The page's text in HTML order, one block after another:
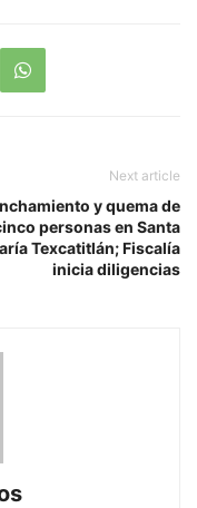
Next article
y quema de
personas en Santa
Texcatitlán; Fiscalía
inicia diligencias